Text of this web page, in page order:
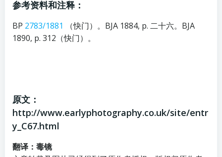
参考资料和注释：
BP 2783/1881
（快门）。BJA 1884, p. 二十六。BJA
1890, p. 312（快门）。
原文：
http://www.earlyphotography.co.uk/site/entr
y_C67.html
翻译：毒镜